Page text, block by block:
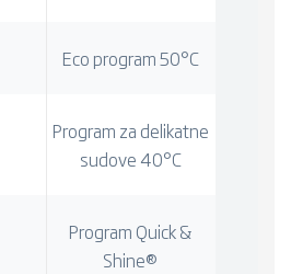
Eco program 50°C
Program za delikatne
sudove 40°C
Program Quick &
Shine®